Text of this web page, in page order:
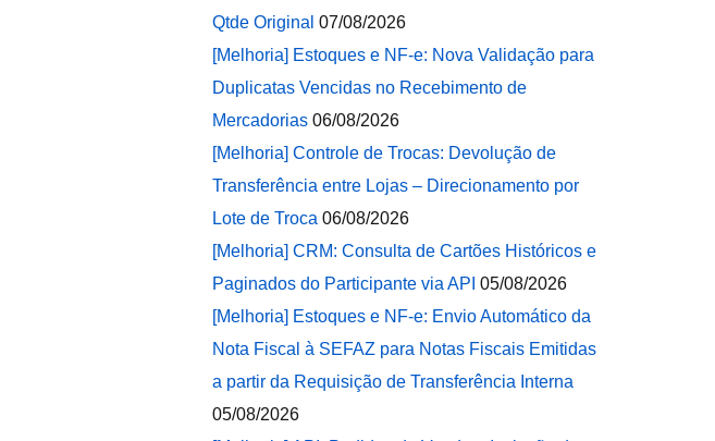
Qtde Original 07/08/2026
[Melhoria] Estoques e NF-e: Nova Validação para
Duplicatas Vencidas no Recebimento de
Mercadorias 06/08/2026
[Melhoria] Controle de Trocas: Devolução de
Transferência entre Lojas – Direcionamento por
Lote de Troca 06/08/2026
[Melhoria] CRM: Consulta de Cartões Históricos e
Paginados do Participante via API 05/08/2026
[Melhoria] Estoques e NF-e: Envio Automático da
Nota Fiscal à SEFAZ para Notas Fiscais Emitidas
a partir da Requisição de Transferência Interna
05/08/2026